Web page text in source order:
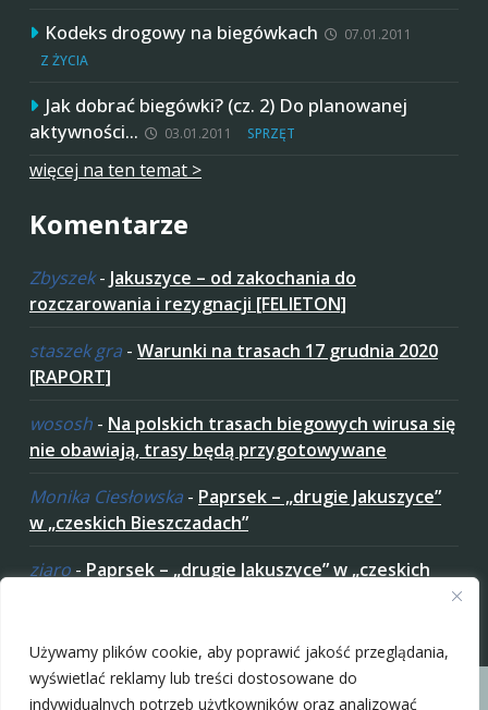
Używamy plików cookie, aby poprawić jakość przeglądania,
wyświetlać reklamy lub treści dostosowane do
indywidualnych potrzeb użytkowników oraz analizować
Kodeks drogowy na biegówkach
07.01.2011
Z ŻYCIA
Jak dobrać biegówki? (cz. 2) Do planowanej
aktywności…
03.01.2011 SPRZĘT
więcej na ten temat >
Komentarze
Zbyszek- Jakuszyce – od zakochania do
rozczarowania i rezygnacji [FELIETON]
staszek gra - Warunki na trasach 17 grudnia 2020
[RAPORT]
wososh - Na polskich trasach biegowych wirusa się
nie obawiają, trasy będą przygotowywane
Monika Ciesłowska - Paprsek – „drugie Jakuszyce”
w „czeskich Bieszczadach”
ziaro - Paprsek – „drugie Jakuszyce” w „czeskich